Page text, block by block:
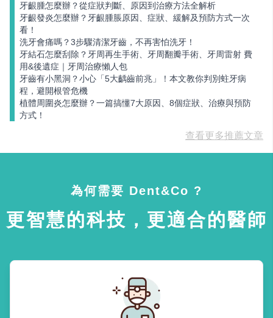
牙齦腫怎麼辦？從症狀判斷、原因到治療方法全解析
牙齦發炎怎麼辦？牙齦腫脹原因、症狀、緩解及預防方式一次
看！
洗牙會痛嗎？3步驟清潔牙齒，不再害怕洗牙！
牙結石怎麼刮除？牙周再生手術、牙周翻瓣手術、牙周雷射 費
用&後遺症｜牙周治療懶人包
牙齒有小黑洞？小心「5大齲齒前兆」！本文教你判別蛀牙病
程，避開根管危機
植體周圍炎怎麼辦？一篇搞懂7大原因、8個症狀、治療與預防
方式！
查看更多推薦文章
為何需要 Dent&Co ?
更智慧的科技，更適合的醫師